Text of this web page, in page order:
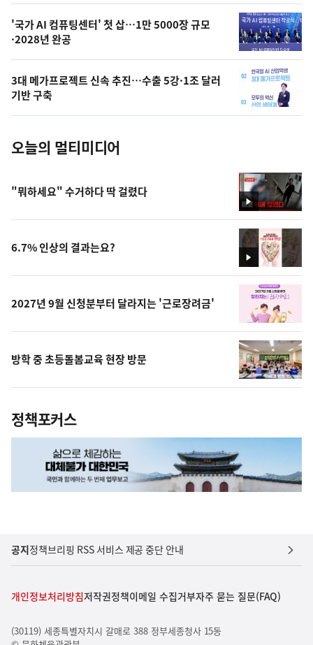
오
늘
의
사
진
'국가 AI 컴퓨팅센터' 첫 삽…1만 5000장 규모
·2028년 완공
3대 메가프로젝트 신속 추진…수출 5강·1조 달러
기반 구축
오늘의 멀티미디어
영
상
"뭐하세요" 수거하다 딱 걸렸다
영
상
6.7% 인상의 결과는요?
2027년 9월 신청분부터 달라지는 '근로장려금'
방학 중 초등돌봄교육 현장 방문
정책포커스
공지정책브리핑 RSS 서비스 제공 중단 안내
개인정보처리방침저작권정책이메일 수집거부자주 묻는 질문(FAQ)
(30119) 세종특별자치시 갈매로 388 정부세종청사 15동